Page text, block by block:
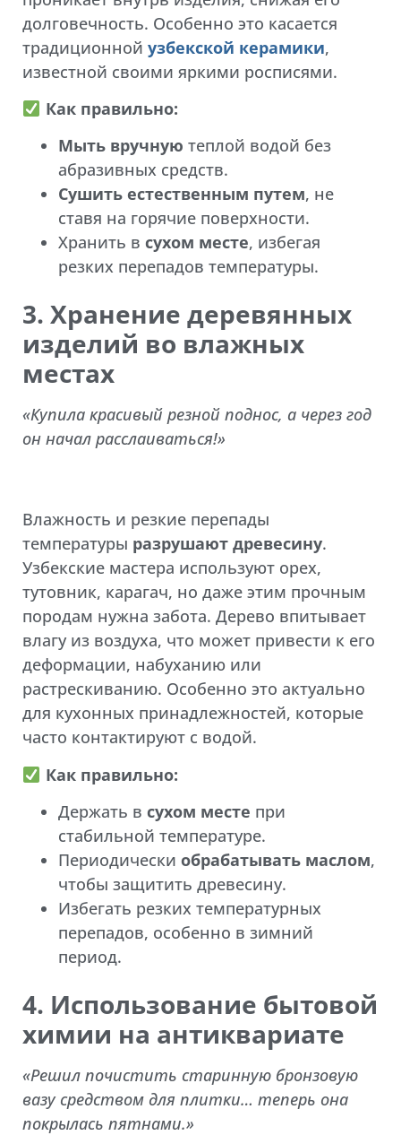
долговечность. Особенно это касается
традиционной узбекской керамики,
известной своими яркими росписями.
Как правильно:
Мыть вручную теплой водой без
абразивных средств.
Сушить естественным путем, не
ставя на горячие поверхности.
Хранить в сухом месте, избегая
резких перепадов температуры.
3. Хранение деревянных
изделий во влажных
местах
«Купила красивый резной поднос, а через год
он начал расслаиваться!»
Влажность и резкие перепады
температуры разрушают древесину.
Узбекские мастера используют орех,
тутовник, карагач, но даже этим прочным
породам нужна забота. Дерево впитывает
влагу из воздуха, что может привести к его
деформации, набуханию или
растрескиванию. Особенно это актуально
для кухонных принадлежностей, которые
часто контактируют с водой.
Как правильно:
Держать в сухом месте при
стабильной температуре.
Периодически обрабатывать маслом,
чтобы защитить древесину.
Избегать резких температурных
перепадов, особенно в зимний
период.
4. Использование бытовой
химии на антиквариате
«Решил почистить старинную бронзовую
вазу средством для плитки… теперь она
покрылась пятнами.»